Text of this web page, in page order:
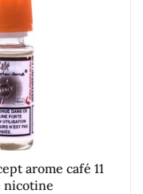
arome café 11
nicotine